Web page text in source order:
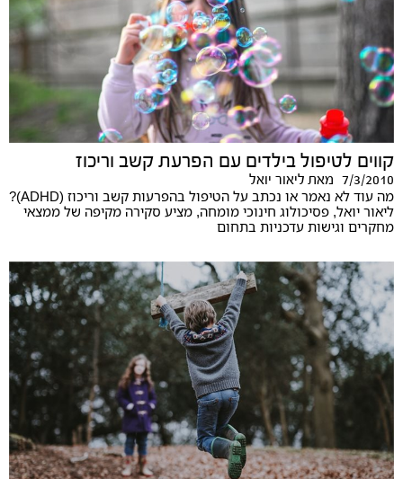
קווים לטיפול בילדים עם הפרעת קשב וריכוז
7/3/2010 מאת ליאור יואל
מה עוד לא נאמר או נכתב על הטיפול בהפרעות קשב וריכוז (ADHD)?
ליאור יואל, פסיכולוג חינוכי מומחה, מציע סקירה מקיפה של ממצאי
מחקרים וגישות עדכניות בתחום